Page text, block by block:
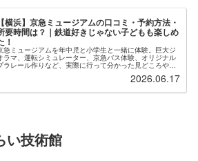
【横浜】京急ミュージアムの口コミ・予約方法・
要時間は？｜鉄道好きじゃない子どもも楽しめ
！
急ミュージアムを年中児と小学生と一緒に体験。巨大ジ
ラマ、運転シミュレーター、京急バス体験、オリジナル
ラレール作りなど、実際に行って分かった見どころや感
想を紹介します。 2026.06.17
い技術館